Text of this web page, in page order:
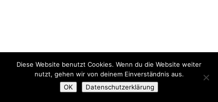
Diese Website benutzt Cookies. Wenn du die Website weiter
nutzt, gehen wir von deinem Einverständnis aus.
OK
Datenschutzerklärung